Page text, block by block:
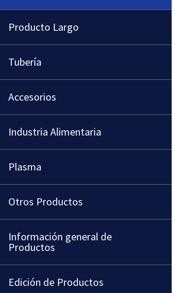
Producto Largo
Tubería
Accesorios
Industria Alimentaria
Plasma
Otros Productos
Información general de
Productos
Edición de Productos